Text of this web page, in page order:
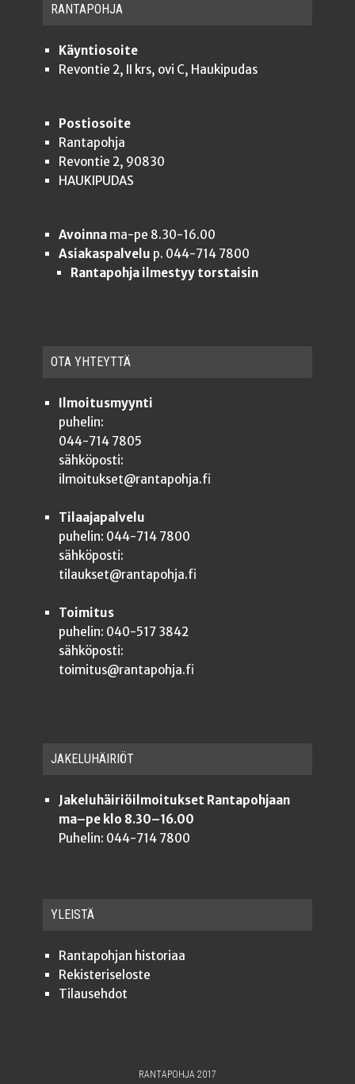
RAN­TA­POH­JA
Käyntiosoite
Revontie 2, II krs, ovi C, Haukipudas
Postiosoite
Rantapohja
Revontie 2, 90830
HAUKIPUDAS
Avoinnama-pe 8.30-16.00
Asiakaspalvelu p. 044-714 7800
Rantapohja ilmestyy torstaisin
OTA YHTEYT­TÄ
Ilmoitusmyynti
puhelin:
044-714 7805
sähköposti:
ilmoitukset@rantapohja.fi
Tilaajapalvelu
puhelin: 044-714 7800
sähköposti:
tilaukset@rantapohja.fi
Toimitus
puhelin: 040-517 3842
sähköposti:
toimitus@rantapohja.fi
JAKE­LU­HÄI­RIÖT
Jakeluhäiriöilmoitukset Rantapohjaan
ma–pe klo 8.30–16.00
Puhelin: 044-714 7800
YLEISTÄ
Ran­ta­poh­jan historiaa
Rekis­te­ri­se­los­te
Tilauseh­dot
RANTAPOHJA 2017